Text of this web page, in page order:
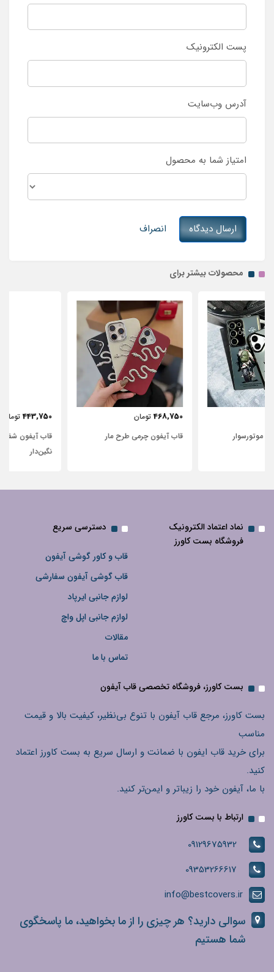
پست الکترونیک
آدرس وب‌سایت
امتیاز شما به محصول
ارسال دیدگاه انصراف
محصولات بیشتر برای
قاب آیفون چرمی طرح مار
قاب آیفون شفاف با پاپیون سفید و
نماد اعتماد الکترونیک
فروشگاه بست کاورز
دسترسی سریع
قاب و کاور گوشی آیفون
قاب گوشی آیفون سفارشی
لوازم جانبی ایرپاد
لوازم جانبی اپل واچ
مقالات
تماس با ما
بست کاورز، فروشگاه تخصصی قاب آیفون
بست کاورز، مرجع قاب آیفون با تنوع بی‌نظیر، کیفیت بالا و قیمت
مناسب
برای خرید قاب ایفون با ضمانت و ارسال سریع به بست کاورز اعتماد
کنید.
با ما، آیفون خود را زیباتر و ایمن‌تر کنید.
ارتباط با بست کاورز
09129675932
09353266617
info@bestcovers.ir
سوالی دارید؟ هر چیزی را از ما بخواهید، ما پاسخگوی
شما هستیم